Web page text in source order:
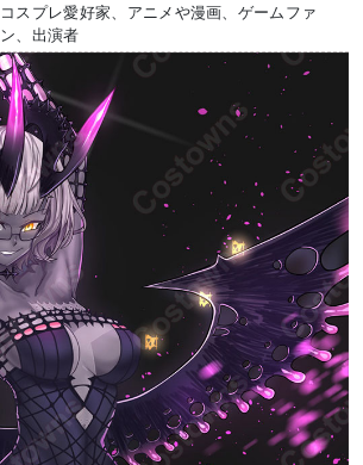
コスプレ愛好家、アニメや漫画、ゲームファ
ン、出演者